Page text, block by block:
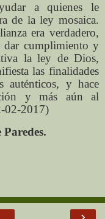
a quienes le
de la ley mosaica.
era verdadero,
dar cumplimiento y
la ley de Dios,
las finalidades
auténticos, y hace
y más aún al
02-2017)